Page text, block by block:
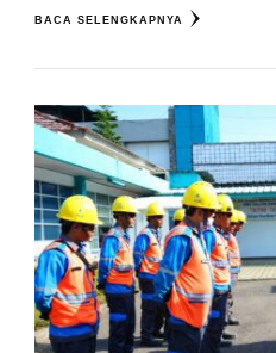
BACA SELENGKAPNYA